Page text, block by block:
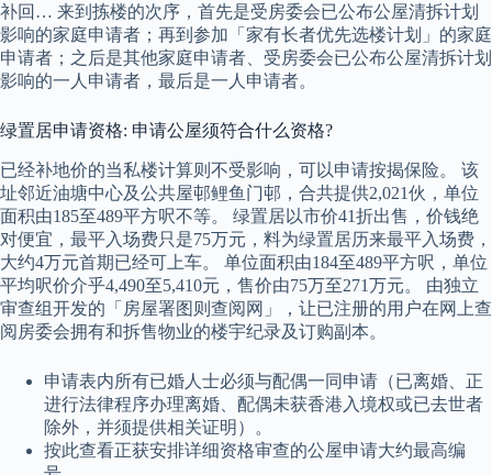
补回… 来到拣楼的次序，首先是受房委会已公布公屋清拆计划
影响的家庭申请者；再到参加「家有长者优先选楼计划」的家庭
申请者；之后是其他家庭申请者、受房委会已公布公屋清拆计划
影响的一人申请者，最后是一人申请者。
绿置居申请资格: 申请公屋须符合什么资格?
已经补地价的当私楼计算则不受影响，可以申请按揭保险。 该
址邻近油塘中心及公共屋邨鲤鱼门邨，合共提供2,021伙，单位
面积由185至489平方呎不等。 绿置居以市价41折出售，价钱绝
对便宜，最平入场费只是75万元，料为绿置居历来最平入场费，
大约4万元首期已经可上车。 单位面积由184至489平方呎，单位
平均呎价介乎4,490至5,410元，售价由75万至271万元。 由独立
审查组开发的「房屋署图则查阅网」，让已注册的用户在网上查
阅房委会拥有和拆售物业的楼宇纪录及订购副本。
申请表内所有已婚人士必须与配偶一同申请（已离婚、正
进行法律程序办理离婚、配偶未获香港入境权或已去世者
除外，并须提供相关证明）。
按此查看正获安排详细资格审查的公屋申请大约最高编